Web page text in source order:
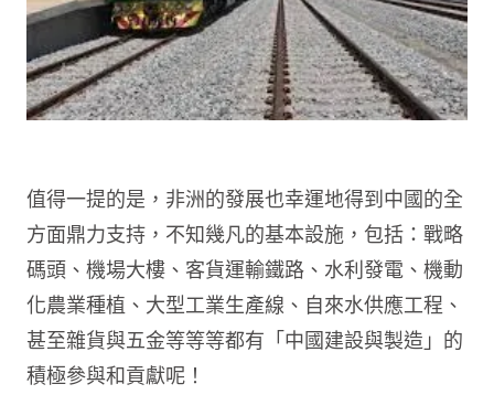
值得一提的是，非洲的發展也幸運地得到中國的全
方面鼎力支持，不知幾凡的基本設施，包括：戰略
碼頭、機場大樓、客貨運輸鐵路、水利發電、機動
化農業種植、大型工業生產線、自來水供應工程、
甚至雜貨與五金等等等都有「中國建設與製造」的
積極參與和貢獻呢！